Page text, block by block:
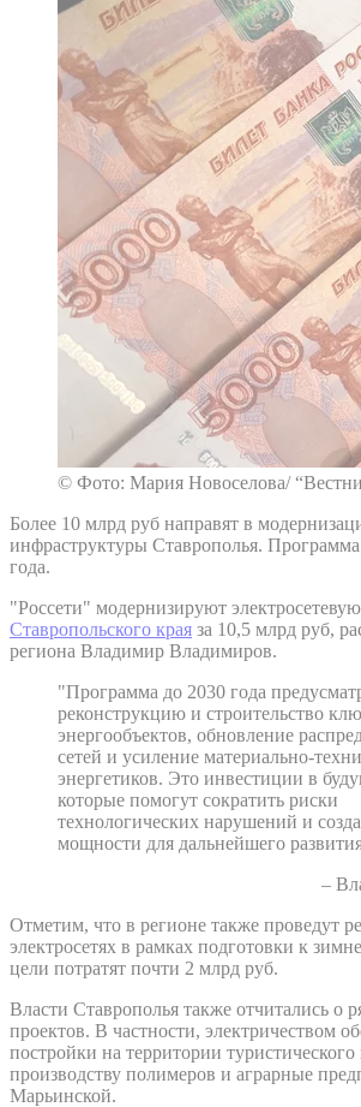
© Фото: Мария Новоселова/
Более 10 млрд руб направят в
инфраструктуры Ставрополья. Программа
года.
"Россети" модернизируют
Ставропольского края за 10,5 млрд руб,
региона Владимир Владимиров.
"Программа до 2030 года
реконструкцию и строительство
энергообъектов, обновление
сетей и усиление материально-
энергетиков. Это инвестиции в
которые помогут сократить риски
технологических нарушений и
мощности для дальнейшего
–
Отметим, что в регионе также проведут
электросетях в рамках подготовки к
цели потратят почти 2 млрд руб.
Власти Ставрополья также отчитались о
проектов. В частности, электричеством
постройки на территории туристического
производству полимеров и аграрные
Марьинской.